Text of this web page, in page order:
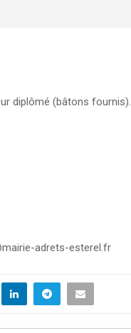
diplômé (bâtons fournis).
adrets-esterel.fr